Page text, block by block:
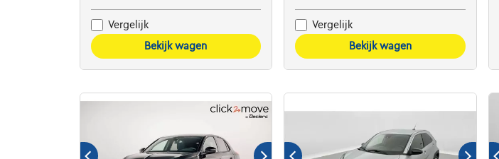
Vergelijk
Bekijk wagen
Vergelijk
Bekijk wagen